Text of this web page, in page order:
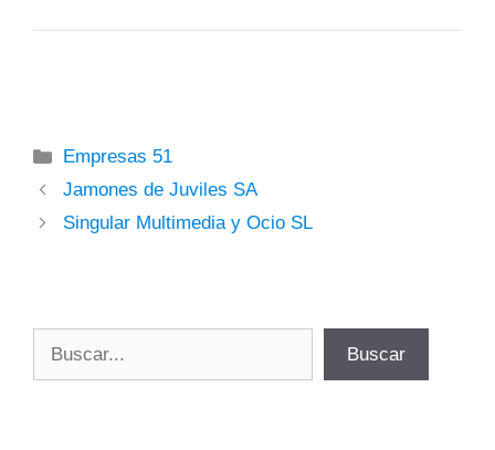
Categorías
Empresas 51
Jamones de Juviles SA
Singular Multimedia y Ocio SL
Buscar